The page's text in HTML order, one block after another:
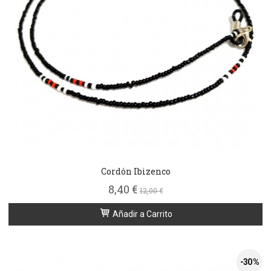
Cordón Ibizenco
8,40 €12,00 €
Añadir a Carrito
-30 %